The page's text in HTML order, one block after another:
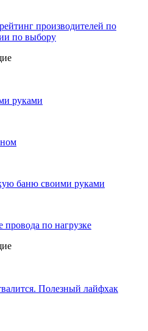
производителей по
по выбору
руками
баню своими руками
провода по нагрузке
Полезный лайфхак